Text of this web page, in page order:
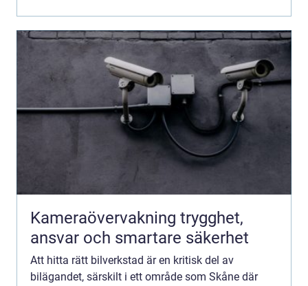
Kameraövervakning trygghet,
ansvar och smartare säkerhet
Att hitta rätt bilverkstad är en kritisk del av
bilägandet, särskilt i ett område som Skåne där